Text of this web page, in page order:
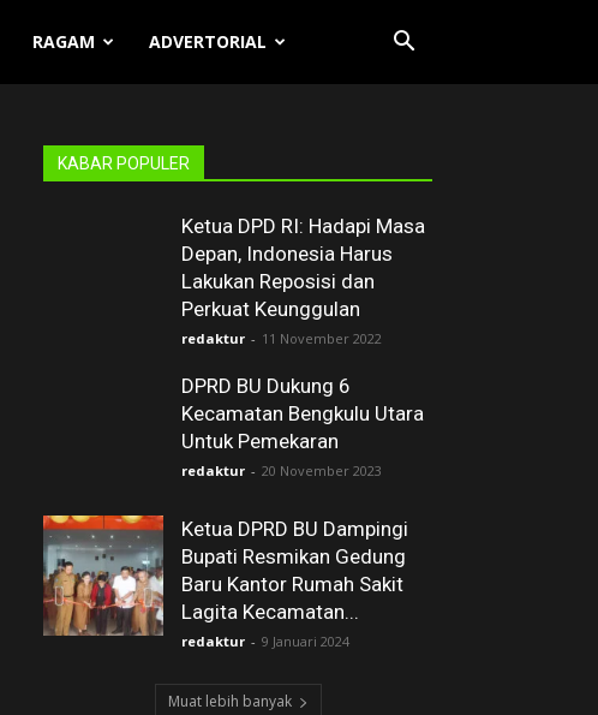
RAGAM ADVERTORIAL
KABAR POPULER
Ketua DPD RI: Hadapi Masa
Depan, Indonesia Harus
Lakukan Reposisi dan
Perkuat Keunggulan
redaktur - 11 November 2022
DPRD BU Dukung 6
Kecamatan Bengkulu Utara
Untuk Pemekaran
redaktur - 20 November 2023
Ketua DPRD BU Dampingi
Bupati Resmikan Gedung
Baru Kantor Rumah Sakit
Lagita Kecamatan...
redaktur - 9 Januari 2024
Muat lebih banyak